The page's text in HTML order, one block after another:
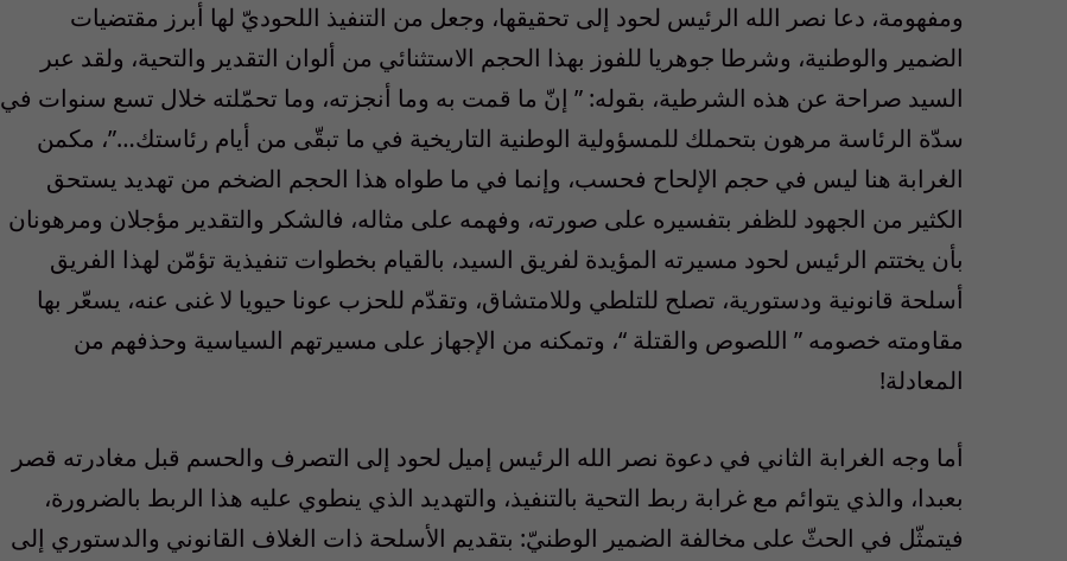
ومفهومة، دعا نصر الله الرئيس لحود إلى تحقيقها، وجعل من التنفيذ اللحوديّ لها أبرز مقتضيات
الضمير والوطنية، وشرطا جوهريا للفوز بهذا الحجم الاستثنائي من ألوان التقدير والتحية، ولقد عبر
السيد صراحة عن هذه الشرطية، بقوله: ” إنّ ما قمت به وما أنجزته، وما تحمّلته خلال تسع سنوات في
سدّة الرئاسة مرهون بتحملك للمسؤولية الوطنية التاريخية في ما تبقّى من أيام رئاستك…”، مكمن
الغرابة هنا ليس في حجم الإلحاح فحسب، وإنما في ما طواه هذا الحجم الضخم من تهديد يستحق
الكثير من الجهود للظفر بتفسيره على صورته، وفهمه على مثاله، فالشكر والتقدير مؤجلان ومرهونان
بأن يختتم الرئيس لحود مسيرته المؤيدة لفريق السيد، بالقيام بخطوات تنفيذية تؤمّن لهذا الفريق
أسلحة قانونية ودستورية، تصلح للتلطي وللامتشاق، وتقدّم للحزب عونا حيويا لا غنى عنه، يسعّر بها
مقاومته خصومه ” اللصوص والقتلة “، وتمكنه من الإجهاز على مسيرتهم السياسية وحذفهم من
المعادلة!
أما وجه الغرابة الثاني في دعوة نصر الله الرئيس إميل لحود إلى التصرف والحسم قبل مغادرته قصر
بعبدا، والذي يتوائم مع غرابة ربط التحية بالتنفيذ، والتهديد الذي ينطوي عليه هذا الربط بالضرورة،
فيتمثّل في الحثّ على مخالفة الضمير الوطنيّ: بتقديم الأسلحة ذات الغلاف القانوني والدستوري إلى